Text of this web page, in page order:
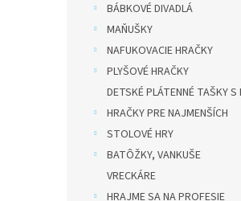
BÁBKOVÉ DIVADLÁ
MAŇUŠKY
NAFUKOVACIE HRAČKY
PLYŠOVÉ HRAČKY
DETSKÉ PLÁTENNÉ TAŠKY
HRAČKY PRE NAJMENŠÍCH
STOLOVÉ HRY
BATÔŽKY, VANKUŠE
VRECKÁRE
HRAJME SA NA PROFESIE